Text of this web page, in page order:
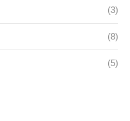
(3)
(8)
(5)